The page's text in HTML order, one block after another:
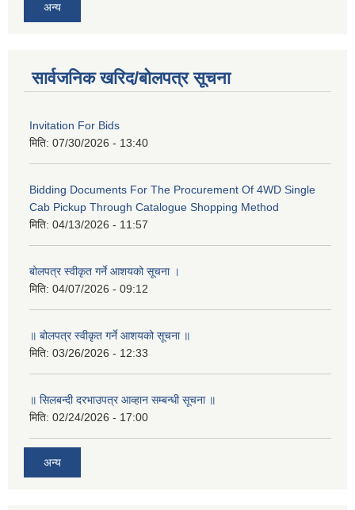
अन्य
सार्वजनिक खरिद/बोलपत्र सूचना
Invitation For Bids
मिति: 07/30/2026 - 13:40
Bidding Documents For The Procurement Of 4WD Single
Cab Pickup Through Catalogue Shopping Method
मिति: 04/13/2026 - 11:57
बोलपत्र स्वीकृत गर्ने आशयको सूचना ।
मिति: 04/07/2026 - 09:12
॥ बोलपत्र स्वीकृत गर्ने आशयको सूचना ॥
मिति: 03/26/2026 - 12:33
॥ सिलबन्दी दरभाउपत्र आव्हान सम्बन्धी सूचना ॥
मिति: 02/24/2026 - 17:00
अन्य